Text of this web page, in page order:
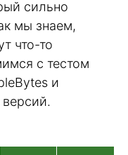
сильно
мы знаем,
что-то
с тестом
и